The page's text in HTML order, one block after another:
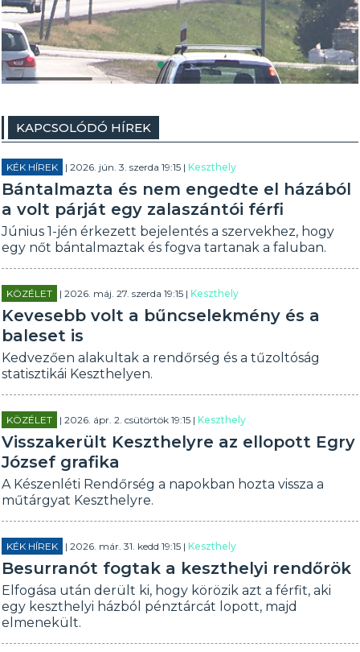
KAPCSOLÓDÓ HÍREK
KÉK HÍREK | 2026. jún. 3. szerda 19:15 |Keszthely
Bántalmazta és nem engedte el házából
a volt párját egy zalaszántói férfi
Június 1-jén érkezett bejelentés a szervekhez, hogy
egy nőt bántalmaztak és fogva tartanak a faluban.
KÖZÉLET | 2026. máj. 27. szerda 19:15 |Keszthely
Kevesebb volt a bűncselekmény és a
baleset is
Kedvezően alakultak a rendőrség és a tűzoltóság
statisztikái Keszthelyen.
KÖZÉLET | 2026. ápr. 2. csütörtök 19:15 |Keszthely
Visszakerült Keszthelyre az ellopott Egry
József grafika
A Készenléti Rendőrség a napokban hozta vissza a
műtárgyat Keszthelyre.
KÉK HÍREK | 2026. már. 31. kedd 19:15 |Keszthely
Besurranót fogtak a keszthelyi rendőrök
Elfogása után derült ki, hogy körözik azt a férfit, aki
egy keszthelyi házból pénztárcát lopott, majd
elmenekült.